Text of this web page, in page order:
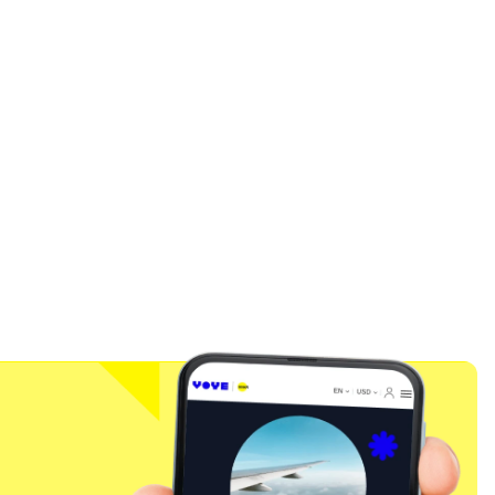
ポップアップを閉じる